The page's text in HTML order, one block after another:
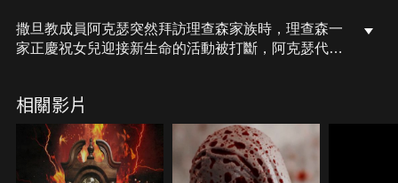
撒旦教成員阿克瑟突然拜訪理查森家族時，理查森一
家正慶祝女兒迎接新生命的活動被打斷，阿克瑟代表
這個提議因為他們對房子具有無價的情感，阿克瑟和
撒旦教領袖對此感到不滿，開始對理查森家族施加毀
滅性的詛咒，善與惡、人跟魔之間激烈戰鬥隨之而
來。
相關影片